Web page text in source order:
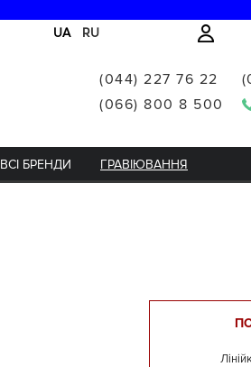
UA RU
(044) 227 76 22
(066) 800 8 500
ВСІ БРЕНДИ ГРАВІЮВАННЯ